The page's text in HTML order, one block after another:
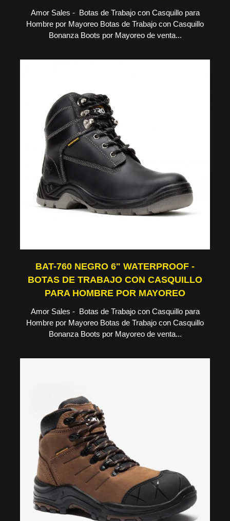
Amor Sales - Botas de Trabajo con Casquillo para
Hombre por Mayoreo Botas de Trabajo con Casquillo
Bonanza Boots por Mayoreo de venta...
BAT-760 NEGRO 6" WATERPROOF -
BOTAS DE TRABAJO CON CASQUILLO
PARA HOMBRE POR MAYOREO
Amor Sales - Botas de Trabajo con Casquillo para
Hombre por Mayoreo Botas de Trabajo con Casquillo
Bonanza Boots por Mayoreo de venta...